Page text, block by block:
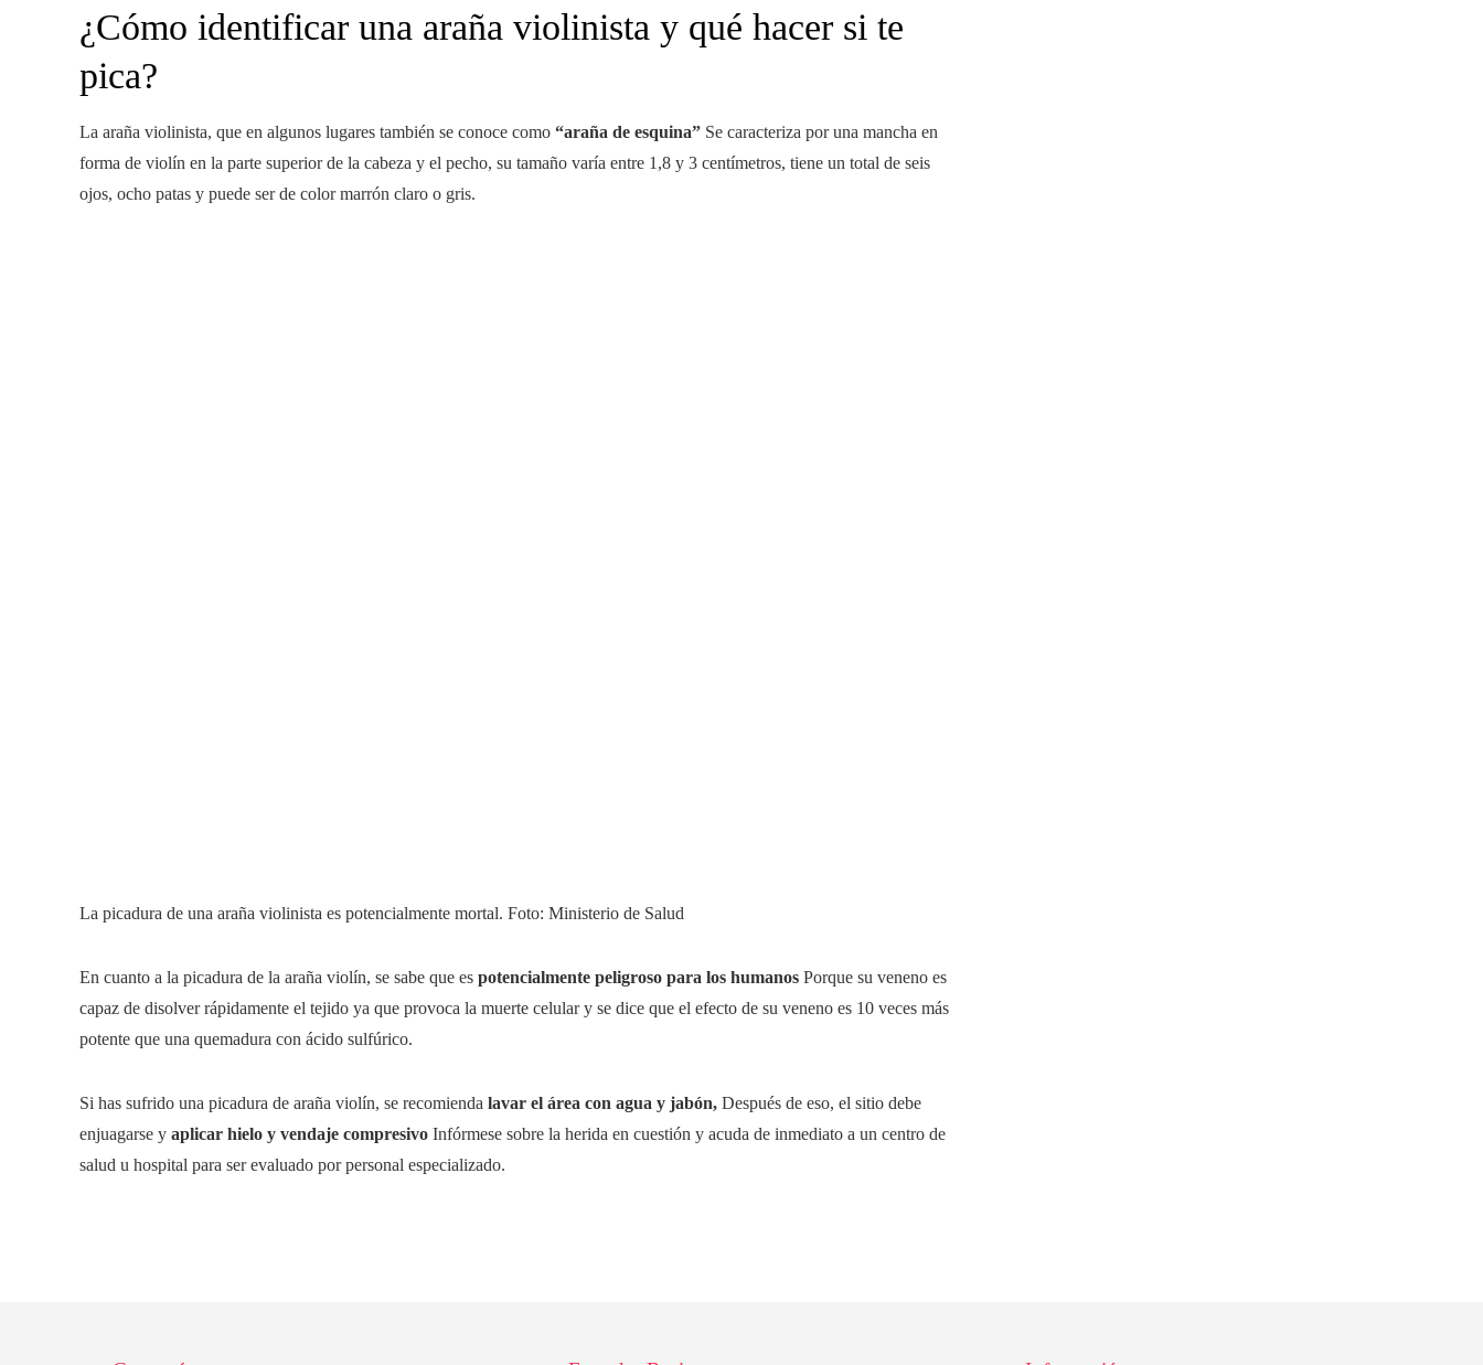
¿Cómo identificar una araña violinista y qué hacer si te
pica?
La araña violinista, que en algunos lugares también se conoce como “araña de esquina” Se caracteriza por una mancha en
forma de violín en la parte superior de la cabeza y el pecho, su tamaño varía entre 1,8 y 3 centímetros, tiene un total de seis
ojos, ocho patas y puede ser de color marrón claro o gris.
La picadura de una araña violinista es potencialmente mortal. Foto: Ministerio de Salud
En cuanto a la picadura de la araña violín, se sabe que es potencialmente peligroso para los humanos Porque su veneno es
capaz de disolver rápidamente el tejido ya que provoca la muerte celular y se dice que el efecto de su veneno es 10 veces más
potente que una quemadura con ácido sulfúrico.
Si has sufrido una picadura de araña violín, se recomienda lavar el área con agua y jabón, Después de eso, el sitio debe
enjuagarse y aplicar hielo y vendaje compresivo Infórmese sobre la herida en cuestión y acuda de inmediato a un centro de
salud u hospital para ser evaluado por personal especializado.